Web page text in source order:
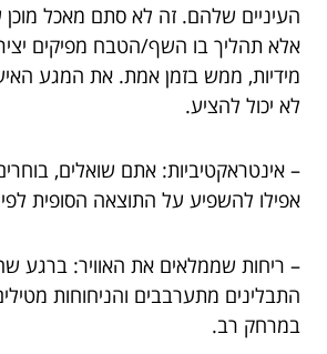
העיניים שלהם. זה לא סתם מאכל
אלא תהליך בו השף/הטבח מפיקים
מידיות, ממש בזמן אמת. את המגע
לא יכול להציע.
– אינטראקטיביות: אתם שואלים,
אפילו להשפיע על התוצאה הסופית
– ריחות שממלאים את האוויר: ברגע
התבלינים מתערבבים והניחוחות
במרחק רב.